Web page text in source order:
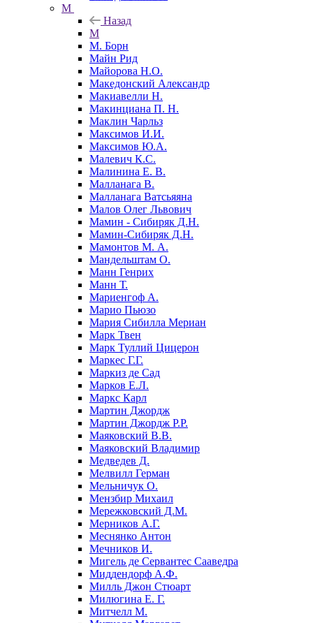
М
Назад
М
М. Борн
Майн Рид
Майорова Н.О.
Македонский Александр
Макиавелли Н.
Макинциана П. Н.
Маклин Чарльз
Максимов И.И.
Максимов Ю.А.
Малевич К.С.
Малинина Е. В.
Малланага В.
Малланага Ватсьяяна
Малов Олег Львович
Мамин - Сибиряк Д.Н.
Мамин-Сибиряк Д.Н.
Мамонтов М. А.
Мандельштам О.
Манн Генрих
Манн Т.
Мариенгоф А.
Марио Пьюзо
Мария Сибилла Мериан
Марк Твен
Марк Туллий Цицерон
Маркес Г.Г.
Маркиз де Сад
Марков Е.Л.
Маркс Карл
Мартин Джордж
Мартин Джордж Р.Р.
Маяковский В.В.
Маяковский Владимир
Медведев Д.
Мелвилл Герман
Мельничук О.
Мензбир Михаил
Мережковский Д.М.
Мерников А.Г.
Меснянко Антон
Мечников И.
Мигель де Сервантес Сааведра
Миддендорф А.Ф.
Милль Джон Стюарт
Милюгина Е. Г.
Митчелл М.